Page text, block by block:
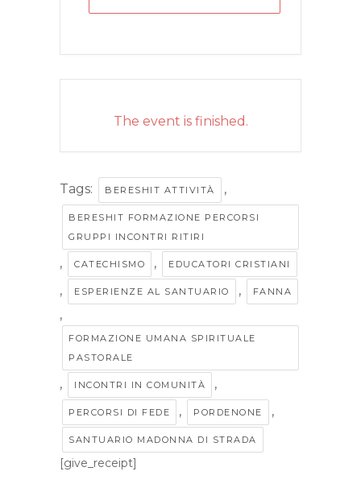
The event is finished.
Tags: BERESHIT ATTIVITÀ ,
BERESHIT FORMAZIONE PERCORSI
GRUPPI INCONTRI RITIRI
, CATECHISMO , EDUCATORI CRISTIANI
, ESPERIENZE AL SANTUARIO , FANNA
,
FORMAZIONE UMANA SPIRITUALE
PASTORALE
, INCONTRI IN COMUNITÀ ,
PERCORSI DI FEDE , PORDENONE ,
SANTUARIO MADONNA DI STRADA
[give_receipt]